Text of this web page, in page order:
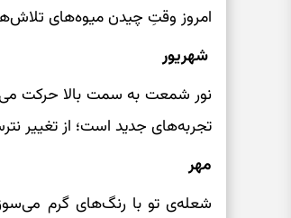
امروز وقتِ چیدن میوه‌های
شهریور
نور شمعت به سمت بالا حرکت
تجربه‌های جدید است؛ از تغییر
مهر
شعله‌ی تو با رنگ‌های گرم